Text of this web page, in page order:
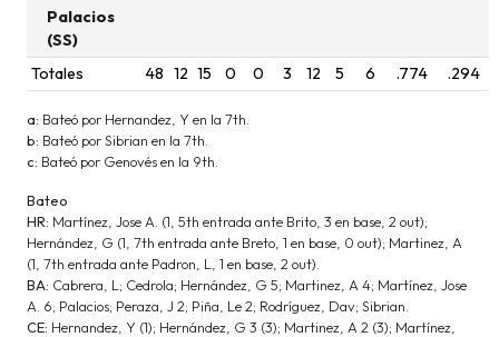
Palacios
(SS)
Totales 48 12 15 0 0 3 12 5 6 .774 .294
a: Bateó por Hernandez, Y en la 7th.
b: Bateó por Sibrian en la 7th.
c: Bateó por Genovés en la 9th.
Bateo
HR: Martínez, Jose A. (1, 5th entrada ante Brito, 3 en base, 2 out);
Hernández, G (1, 7th entrada ante Breto, 1 en base, 0 out); Martinez, A
(1, 7th entrada ante Padron, L, 1 en base, 2 out).
BA: Cabrera, L; Cedrola; Hernández, G 5; Martinez, A 4; Martínez, Jose
A. 6; Palacios; Peraza, J 2; Piña, Le 2; Rodríguez, Dav; Sibrian.
CE: Hernandez, Y (1); Hernández, G 3 (3); Martinez, A 2 (3); Martínez,